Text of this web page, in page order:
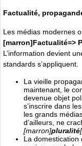
Factualité,
Les médias modernes
[marron]Factualité=>
L’information devient
standards s’appliquent.
La vieille
maintenant, le
devenue objet
s’inscrire dans
les grands
d’ailleurs, ne
[marron]pluralité
La domestication